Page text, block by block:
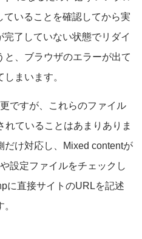
いることを確認してから実
了していない状態でリダイ
と、ブラウザのエラーが出て
まいます。
ですが、これらのファイル
ていることはあまりありま
だけ対応し、Mixed contentが
設定ファイルをチェックし
に直接サイトのURLを記述